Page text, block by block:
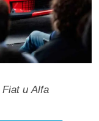
и Alfa